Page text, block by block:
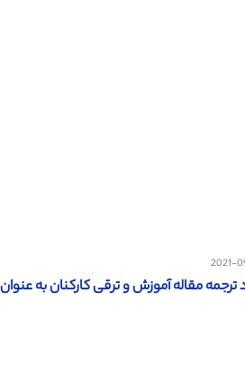
2021-
ترجمه مقاله آموزش و ترقی کارکنان به